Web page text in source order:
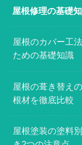
屋根修理の基礎
屋根のカバー工
ための基礎知識
屋根の葺き替え
根材を徹底比較
屋根塗装の塗料